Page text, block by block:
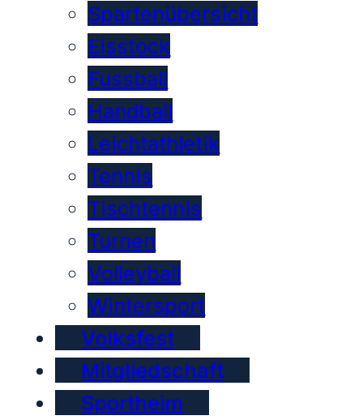
Spartenübersicht
Eisstock
Fussball
Handball
Leichtathletik
Tennis
Tischtennis
Turnen
Volleyball
Wintersport
Volksfest
Mitgliedschaft
Sportheim